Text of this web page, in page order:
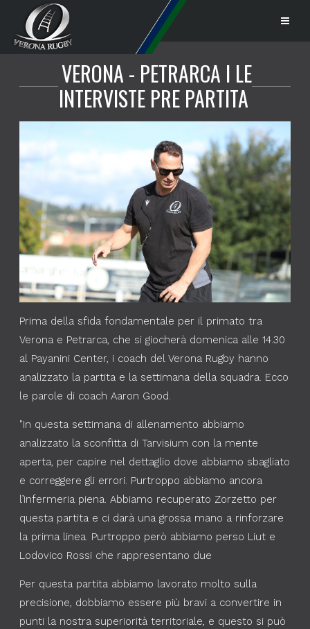
VERONA - PETRARCA | LE
INTERVISTE PRE PARTITA
Prima della sfida fondamentale per il primato tra
Verona e Petrarca, che si giocherà domenica alle 14.30
al Payanini Center, i coach del Verona Rugby hanno
analizzato la partita e la settimana della squadra. Ecco
le parole di coach Aaron Good.
"In questa settimana di allenamento abbiamo
analizzato la sconfitta di Tarvisium con la mente
aperta, per capire nel dettaglio dove abbiamo sbagliato
e correggere gli errori. Purtroppo abbiamo ancora
l’infermeria piena. Abbiamo recuperato Zorzetto per
questa partita e ci darà una grossa mano a rinforzare
la prima linea. Purtroppo però abbiamo perso Liut e
Lodovico Rossi che rappresentano due
Per questa partita abbiamo lavorato molto sulla
precisione, dobbiamo essere più bravi a convertire in
punti la nostra superiorità territoriale, e questo si può